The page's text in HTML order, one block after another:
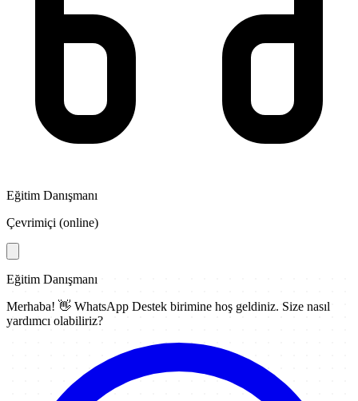
Eğitim Danışmanı
Çevrimiçi (online)
Eğitim Danışmanı
Merhaba! 👋 WhatsApp Destek birimine hoş geldiniz. Size nasıl
yardımcı olabiliriz?